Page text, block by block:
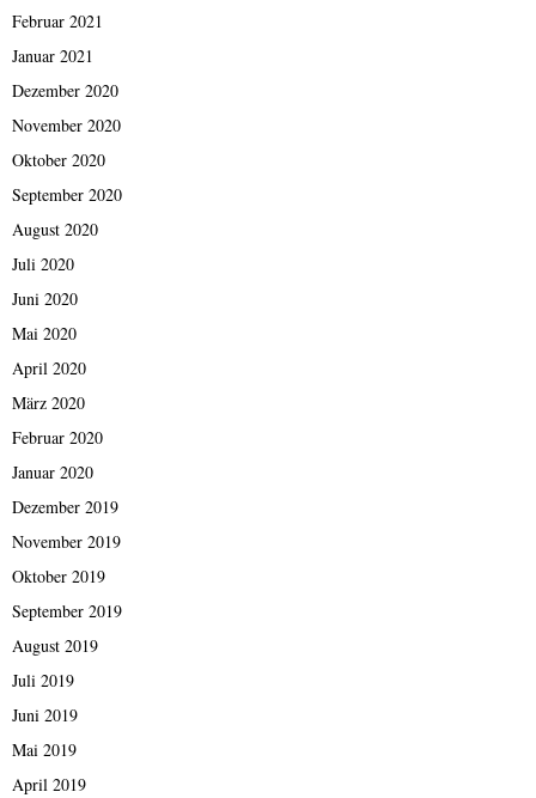
Februar 2021
Januar 2021
Dezember 2020
November 2020
Oktober 2020
September 2020
August 2020
Juli 2020
Juni 2020
Mai 2020
April 2020
März 2020
Februar 2020
Januar 2020
Dezember 2019
November 2019
Oktober 2019
September 2019
August 2019
Juli 2019
Juni 2019
Mai 2019
April 2019